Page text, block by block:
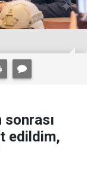
sonrası
edildim,